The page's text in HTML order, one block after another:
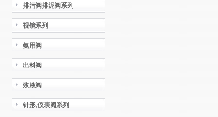
排污阀排泥阀系列
视镜系列
氨用阀
出料阀
浆液阀
针形,仪表阀系列